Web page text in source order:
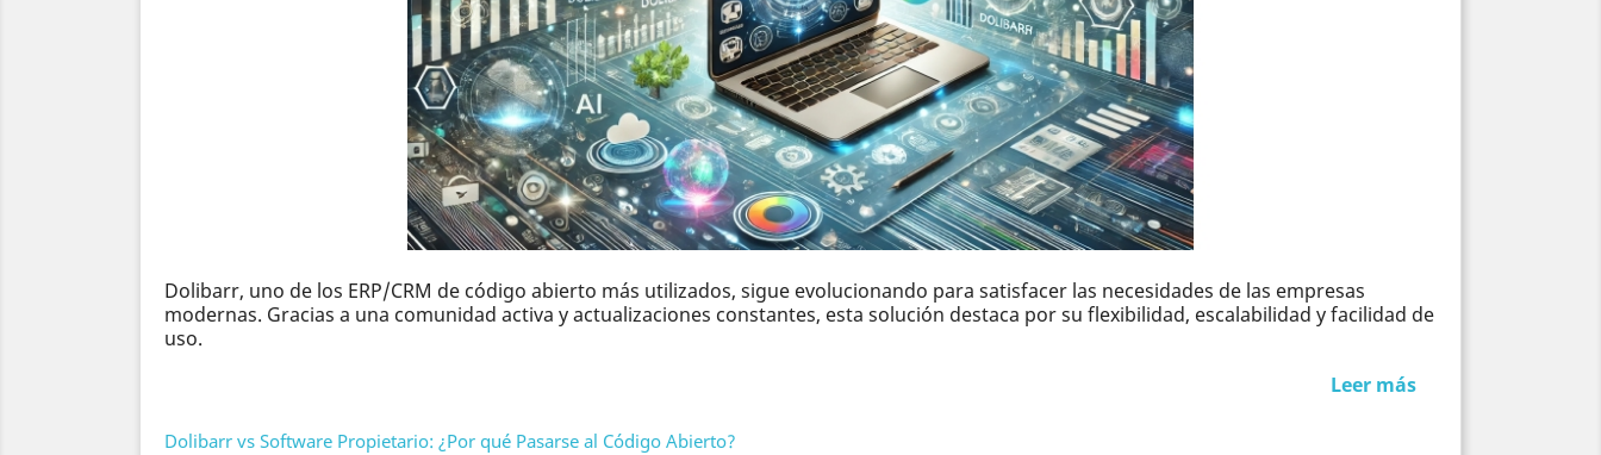
Dolibarr, uno de los ERP/CRM de código abierto más utilizados, sigue evolucionando para satisfacer las necesidades de las empresas
modernas. Gracias a una comunidad activa y actualizaciones constantes, esta solución destaca por su flexibilidad, escalabilidad y facilidad de
uso.
Leer más
Dolibarr vs Software Propietario: ¿Por qué Pasarse al Código Abierto?